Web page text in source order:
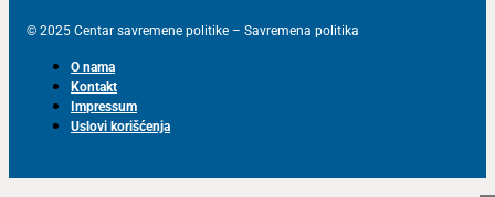
© 2025 Centar savremene politike – Savremena politika
O nama
Kontakt
Impressum
Uslovi korišćenja